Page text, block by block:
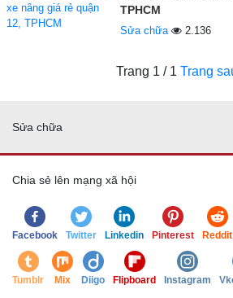
TPHCM
Sửa chữa 2.136
Trang 1 / 1 Trang
Sửa chữa
Chia sẻ lên mạng xã hội
Facebook Twitter Linkedin Pinterest Reddit
Tumblr Mix Diigo Flipboard Instagram